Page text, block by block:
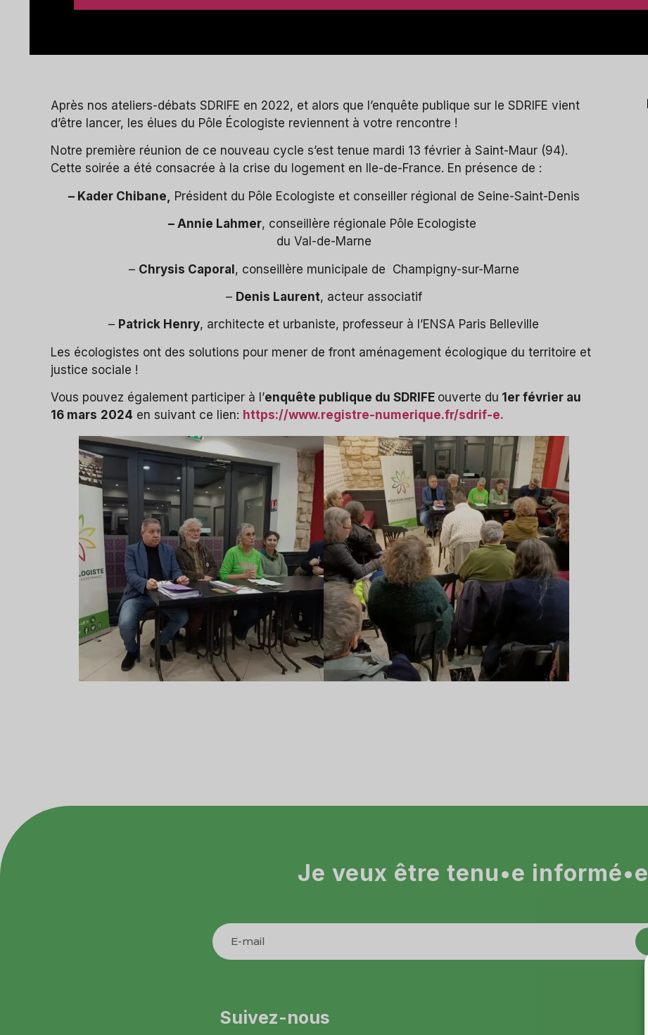
Après nos ateliers-débats SDRIFE en 2022, et alors que l’enquête publique sur le SDRIFE vient
d’être lancer, les élues du Pôle Écologiste reviennent à votre rencontre !
Notre première réunion de ce nouveau cycle s’est tenue mardi 13 février à Saint-Maur (94).
Cette soirée a été consacrée à la crise du logement en Ile-de-France. En présence de :
– Kader Chibane,
Président du Pôle Ecologiste et conseiller régional de Seine-Saint-Denis
– Annie Lahmer, conseillère régionale Pôle Ecologiste
du Val-de-Marne
– Chrysis Caporal, conseillère municipale de Champigny-sur-Marne
– Denis Laurent, acteur associatif
– Patrick Henry, architecte et urbaniste, professeur à l’ENSA Paris Belleville
Les écologistes ont des solutions pour mener de front aménagement écologique du territoire et
justice sociale !
Vous pouvez également participer à l’enquête publique du SDRIFE ouverte du 1er février au
16 mars 2024 en suivant ce lien: https://www.registre-numerique.fr/sdrif-e.
Je veux être tenu•e informé•e
Suivez-nous